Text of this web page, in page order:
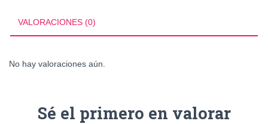
VALORACIONES (0)
No hay valoraciones aún.
Sé el primero en valorar